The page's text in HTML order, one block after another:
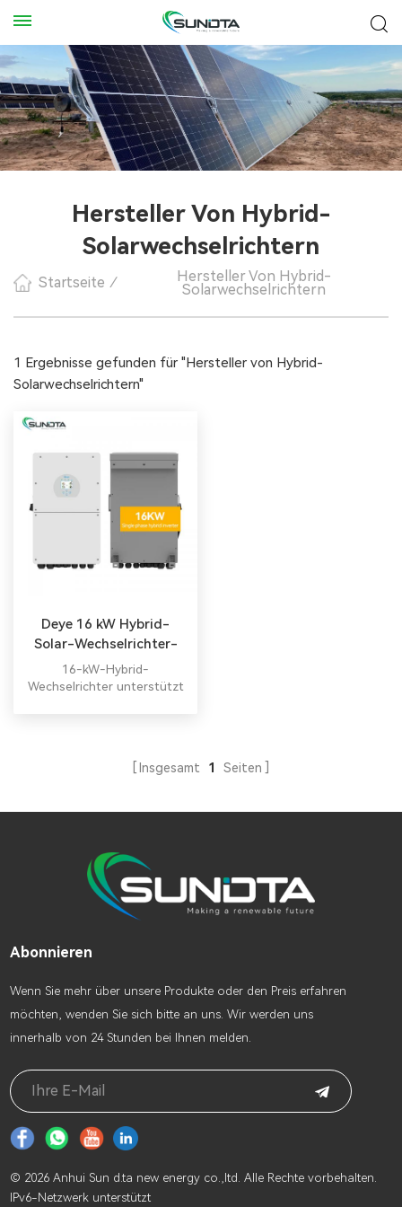
Hersteller Von Hybrid-
Solarwechselrichtern
Startseite / Hersteller Von Hybrid-
Solarwechselrichtern
1 Ergebnisse gefunden für "Hersteller von Hybrid-
Solarwechselrichtern"
Deye 16 kW Hybrid-
Solar-Wechselrichter-
Lieferant
16-kW-Hybrid-
Wechselrichter unterstützt
WechselrichterInsgesamt 1 Seiten
Abonnieren
Wenn Sie mehr über unsere Produkte oder den Preis erfahren
möchten, wenden Sie sich bitte an uns. Wir werden uns
innerhalb von 24 Stunden bei Ihnen melden.
© 2026 Anhui Sun d.ta new energy co.,ltd. Alle Rechte vorbehalten.
IPv6-Netzwerk unterstützt